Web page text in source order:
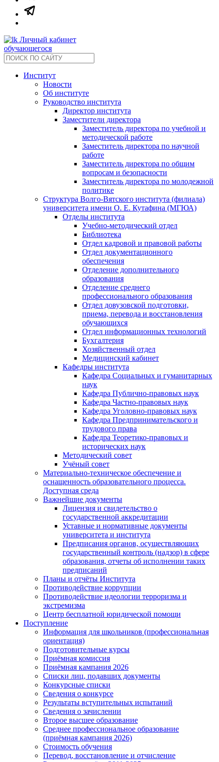
Личный кабинет
обучающегося
Институт
Новости
Об институте
Руководство института
Директор института
Заместители директора
Заместитель директора по учебной и
методической работе
Заместитель директора по научной
работе
Заместитель директора по общим
вопросам и безопасности
Заместитель директора по молодежной
политике
Структура Волго-Вятского института (филиала)
университета имени О. Е. Кутафина (МГЮА)
Отделы института
Учебно-методический отдел
Библиотека
Отдел кадровой и правовой работы
Отдел документационного
обеспечения
Отделение дополнительного
образования
Отделение среднего
профессионального образования
Отдел довузовской подготовки,
приема, перевода и восстановления
обучающихся
Отдел информационных технологий
Бухгалтерия
Хозяйственный отдел
Медицинский кабинет
Кафедры института
Кафедра Социальных и гуманитарных
наук
Кафедра Публично-правовых наук
Кафедра Частно-правовых наук
Кафедра Уголовно-правовых наук
Кафедра Предпринимательского и
трудового права
Кафедра Теоретико-правовых и
исторических наук
Методический совет
Учёный совет
Материально-техническое обеспечение и
оснащенность образовательного процесса.
Доступная среда
Важнейшие документы
Лицензия и свидетельство о
государственной аккредитации
Уставные и нормативные документы
университета и института
Предписания органов, осуществляющих
государственный контроль (надзор) в сфере
образования, отчеты об исполнении таких
предписаний
Планы и отчёты Института
Противодействие коррупции
Противодействие идеологии терроризма и
экстремизма
Центр бесплатной юридической помощи
Поступление
Информация для школьников (профессиональная
ориентация)
Подготовительные курсы
Приёмная комиссия
Приёмная кампания 2026
Списки лиц, подавших документы
Конкурсные списки
Сведения о конкурсе
Результаты вступительных испытаний
Сведения о зачислении
Второе высшее образование
Среднее профессиональное образование
(приёмная кампания 2026)
Стоимость обучения
Перевод, восстановление и отчисление